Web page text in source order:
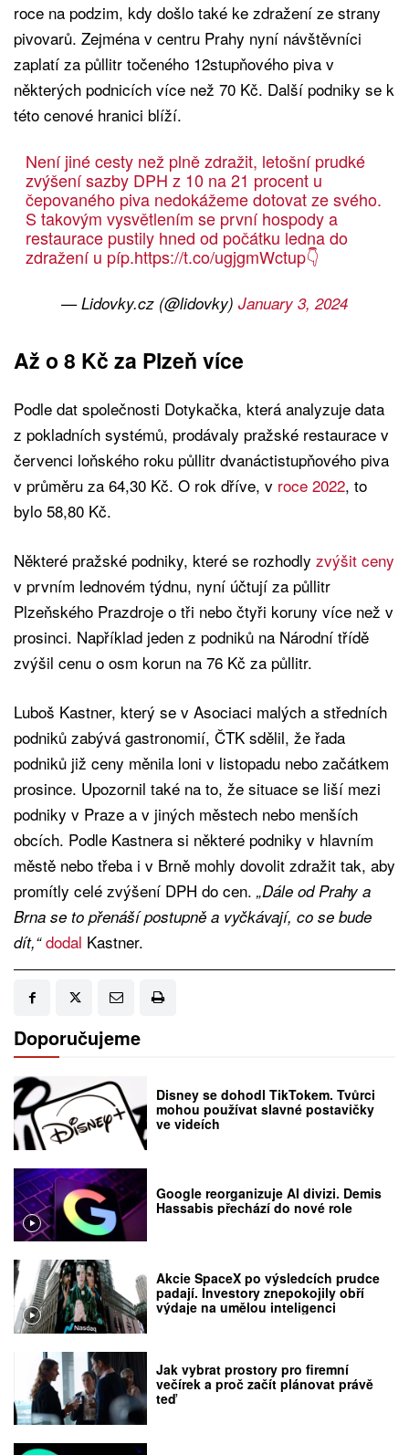
roce na podzim, kdy došlo také ke zdražení ze strany
pivovarů. Zejména v centru Prahy nyní návštěvníci
zaplatí za půllitr točeného 12stupňového piva v
některých podnicích více než 70 Kč. Další podniky se k
této cenové hranici blíží.
Není jiné cesty než plně zdražit, letošní prudké
zvýšení sazby DPH z 10 na 21 procent u
čepovaného piva nedokážeme dotovat ze svého.
S takovým vysvětlením se první hospody a
restaurace pustily hned od počátku ledna do
zdražení u píp.https://t.co/ugjgmWctup👇
— Lidovky.cz (@lidovky) January 3, 2024
Až o 8 Kč za Plzeň více
Podle dat společnosti Dotykačka, která analyzuje data
z pokladních systémů, prodávaly pražské restaurace v
červenci loňského roku půllitr dvanáctistupňového piva
v průměru za 64,30 Kč. O rok dříve, v roce 2022, to
bylo 58,80 Kč.
Některé pražské podniky, které se rozhodly zvýšit ceny
v prvním lednovém týdnu, nyní účtují za půllitr
Plzeňského Prazdroje o tři nebo čtyři koruny více než v
prosinci. Například jeden z podniků na Národní třídě
zvýšil cenu o osm korun na 76 Kč za půllitr.
Luboš Kastner, který se v Asociaci malých a středních
podniků zabývá gastronomií, ČTK sdělil, že řada
podniků již ceny měnila loni v listopadu nebo začátkem
prosince. Upozornil také na to, že situace se liší mezi
podniky v Praze a v jiných městech nebo menších
obcích. Podle Kastnera si některé podniky v hlavním
městě nebo třeba i v Brně mohly dovolit zdražit tak, aby
promítly celé zvýšení DPH do cen. „Dále od Prahy a
Brna se to přenáší postupně a vyčkávají, co se bude
dít,“dodal Kastner.
Doporučujeme
Disney se dohodl TikTokem. Tvůrci
mohou používat slavné postavičky
ve videích
Google reorganizuje AI divizi. Demis
Hassabis přechází do nové role
Akcie SpaceX po výsledcích prudce
padají. Investory znepokojily obří
výdaje na umělou inteligenci
Jak vybrat prostory pro firemní
večírek a proč začít plánovat právě
teď